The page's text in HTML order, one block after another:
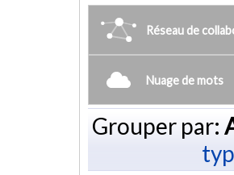
Réseau de
Nuage de mots
Grouper par: